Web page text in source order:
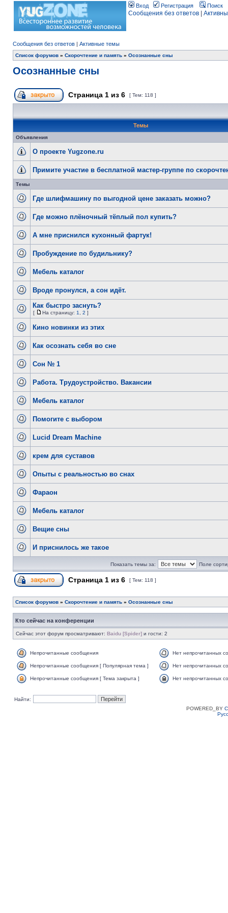
Вход Регистрация Поиск
Сообщения без ответов
Сообщения без ответов | Активные темы
Список форумов » Скорочтение и память » Осознанные сны
Осознанные сны
Страница 1 из 6 [ Тем: 118 ]
Темы
Объявления
О проекте Yugzone.ru
Примите участие в бесплатной мастер-группе по
Темы
Где шлифмашину по выгодной цене заказать можно?
Где можно плёночный тёплый пол купить?
А мне приснился кухонный фартук!
Пробуждение по будильнику?
Мебель каталог
Вроде пронулся, а сон идёт.
Как быстро заснуть?
[ На страницу: 1 2 ]
Кино новинки из этих
Как осознать себя во сне
Сон № 1
Работа. Трудоустройство. Вакансии
Мебель каталог
Помогите с выбором
Lucid Dream Machine
крем для суставов
Опыты с реальностью во снах
Фараон
Мебель каталог
Вещие сны
И приснилось же такое
Показать темы за: Поле
Страница 1 из 6 [ Тем: 118 ]
Список форумов » Скорочтение и память » Осознанные сны
Кто сейчас на конференции
Сейчас этот форум просматривают: Baidu [Spider] и гости: 2
Непрочитанные сообщения Нет непрочитанных
Непрочитанные сообщения [ Популярная тема ] Нет непрочитанных
Непрочитанные сообщения [ Тема закрыта ] Нет непрочитанных
Найти:
POWERED_BY